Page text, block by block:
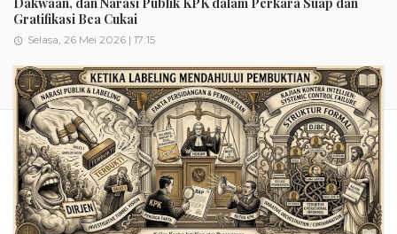
Gratifikasi Bea Cukai
Selasa, 26 Mei 2026 | 17:15